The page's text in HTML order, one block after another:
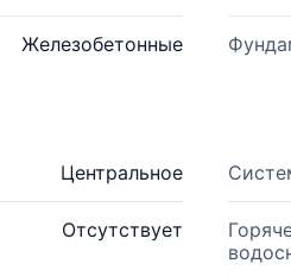
Железобетонные
Центральное
Отсутствует